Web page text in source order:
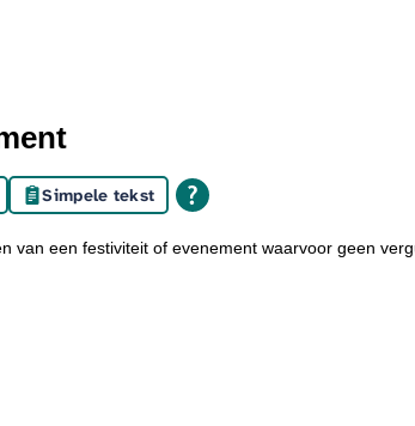
Simpele tekst
van een festiviteit of evenement waarvoor geen